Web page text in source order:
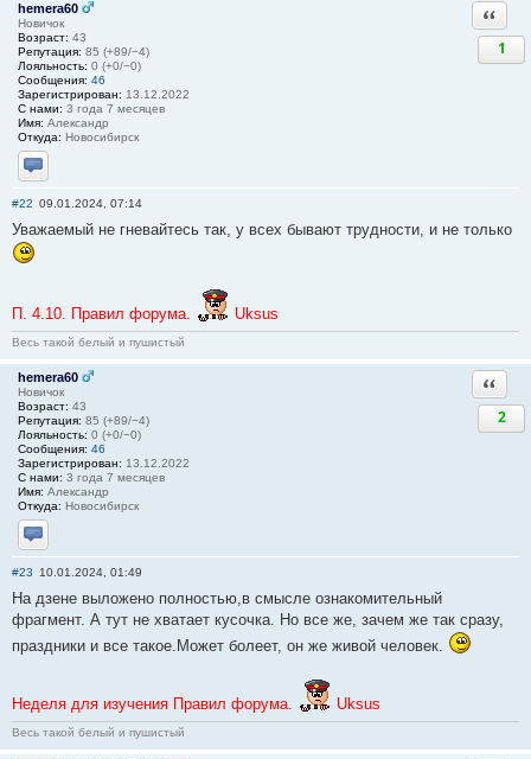
hemera60
Новичок
Возраст: 43
Репутация: 85 (+89/−4)
Лояльность: 0 (+0/−0)
Сообщения: 46
Зарегистрирован: 13.12.2022
С нами: 3 года 7 месяцев
Имя: Александр
Откуда: Новосибирск
Отправить личное сообщение
1
#22 09.01.2024, 07:14
Уважаемый не гневайтесь так, у всех бывают трудности, и не только
П. 4.10. Правил форума. Uksus
Весь такой белый и пушистый
hemera60
Новичок
Возраст: 43
Репутация: 85 (+89/−4)
Лояльность: 0 (+0/−0)
Сообщения: 46
Зарегистрирован: 13.12.2022
С нами: 3 года 7 месяцев
Имя: Александр
Откуда: Новосибирск
Отправить личное сообщение
2
#23 10.01.2024, 01:49
На дзене выложено полностью,в смысле ознакомительный
фрагмент. А тут не хватает кусочка. Но все же, зачем же так сразу,
праздники и все такое.Может болеет, он же живой человек.
Неделя для изучения Правил форума. Uksus
Весь такой белый и пушистый